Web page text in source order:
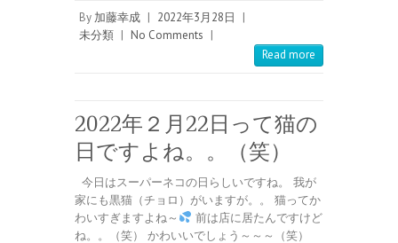
By 加藤幸成 | 2022年3月28日
|
未分類 | No Comments |
Read more
2022年２月22日って猫の
日ですよね。。（笑）
今日はスーパーネコの日らしいですね。 我が
家にも黒猫（チョロ）がいますが。。 猫ってか
わいすぎますよね～
前は店に居たんですけど
ね。。（笑） かわいいでしょう～～～（笑）